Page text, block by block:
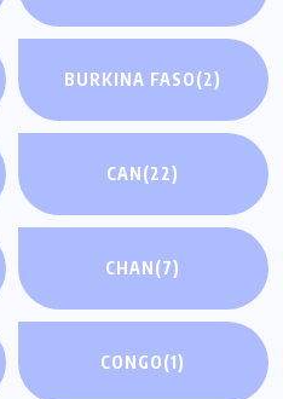
BURKINA FASO(2)
CAN(22)
CHAN(7)
CONGO(1)